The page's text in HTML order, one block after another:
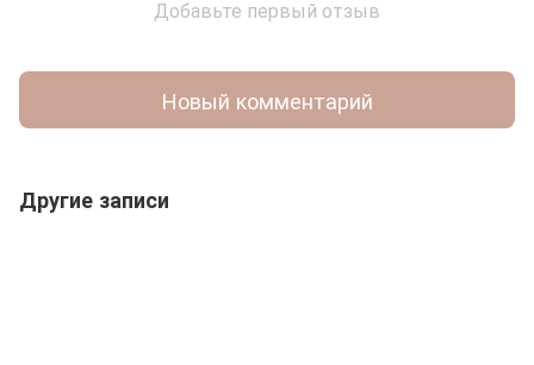
Добавьте первый отзыв
Новый комментарий
Другие записи